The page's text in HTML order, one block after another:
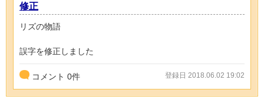
修正
リズの物語
誤字を修正しました
コメント 0件 登録日 2018.06.02 19:02